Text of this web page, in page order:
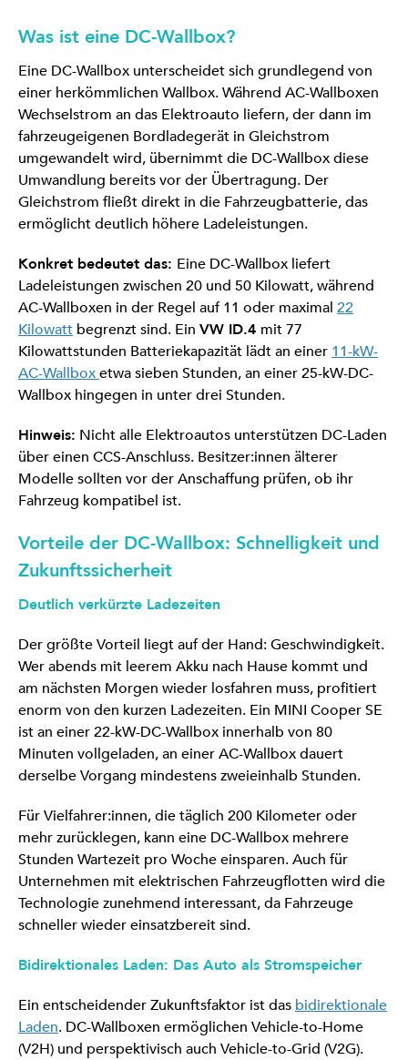
Was ist eine DC-Wallbox?
Eine DC-Wallbox unterscheidet sich grundlegend von
einer herkömmlichen Wallbox. Während AC-Wallboxen
Wechselstrom an das Elektroauto liefern, der dann im
fahrzeugeigenen Bordladegerät in Gleichstrom
umgewandelt wird, übernimmt die DC-Wallbox diese
Umwandlung bereits vor der Übertragung. Der
Gleichstrom fließt direkt in die Fahrzeugbatterie, das
ermöglicht deutlich höhere Ladeleistungen.
Konkret bedeutet das: Eine DC-Wallbox liefert
Ladeleistungen zwischen 20 und 50 Kilowatt, während
AC-Wallboxen in der Regel auf 11 oder maximal 22
Kilowatt begrenzt sind. Ein VW ID.4 mit 77
Kilowattstunden Batteriekapazität lädt an einer 11-kW-
AC-Wallboxetwa sieben Stunden, an einer 25-kW-DC-
Wallbox hingegen in unter drei Stunden.
Hinweis: Nicht alle Elektroautos unterstützen DC-Laden
über einen CCS-Anschluss. Besitzer:innen älterer
Modelle sollten vor der Anschaffung prüfen, ob ihr
Fahrzeug kompatibel ist.
Vorteile der DC-Wallbox: Schnelligkeit und
Zukunftssicherheit
Deutlich verkürzte Ladezeiten
Der größte Vorteil liegt auf der Hand: Geschwindigkeit.
Wer abends mit leerem Akku nach Hause kommt und
am nächsten Morgen wieder losfahren muss, profitiert
enorm von den kurzen Ladezeiten. Ein MINI Cooper SE
ist an einer 22-kW-DC-Wallbox innerhalb von 80
Minuten vollgeladen, an einer AC-Wallbox dauert
derselbe Vorgang mindestens zweieinhalb Stunden.
Für Vielfahrer:innen, die täglich 200 Kilometer oder
mehr zurücklegen, kann eine DC-Wallbox mehrere
Stunden Wartezeit pro Woche einsparen. Auch für
Unternehmen mit elektrischen Fahrzeugflotten wird die
Technologie zunehmend interessant, da Fahrzeuge
schneller wieder einsatzbereit sind.
Bidirektionales Laden: Das Auto als Stromspeicher
Ein entscheidender Zukunftsfaktor ist das bidirektionale
Laden. DC-Wallboxen ermöglichen Vehicle-to-Home
(V2H) und perspektivisch auch Vehicle-to-Grid (V2G).